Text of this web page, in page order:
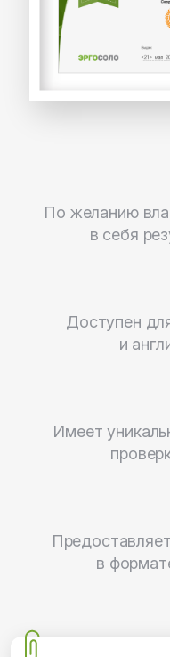
По желанию
в себя
Доступен
и
Имеет
в